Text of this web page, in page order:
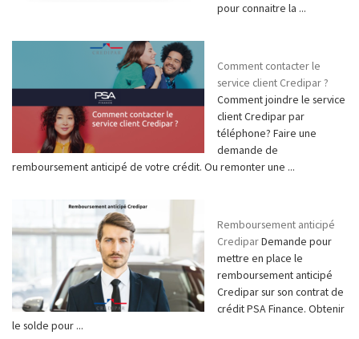
pour connaitre la ...
Comment contacter le
service client Credipar ?
Comment joindre le service
client Credipar par
téléphone? Faire une
demande de
remboursement anticipé de votre crédit. Ou remonter une ...
Remboursement anticipé
CrediparDemande pour
mettre en place le
remboursement anticipé
Credipar sur son contrat de
crédit PSA Finance. Obtenir
le solde pour ...